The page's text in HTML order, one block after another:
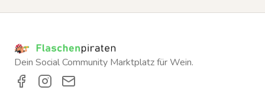
Dein Social Community Marktplatz für Wein.